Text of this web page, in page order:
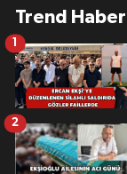
Trend
1
2